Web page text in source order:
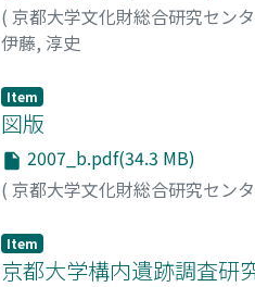
( 京都大学文化財総合研究セン
伊藤, 淳史
Item
図版
2007_b.pdf(34.3 MB)
( 京都大学文化財総合研究セン
Item
京都大学構内遺跡調査研